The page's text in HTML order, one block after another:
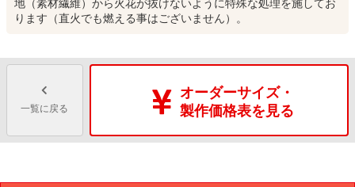
地（素材繊維）から火花が抜けないように特殊な処理を施してお
ります（直火でも燃える事はございません）。
一覧に戻る
オーダーサイズ・
製作価格表を見る